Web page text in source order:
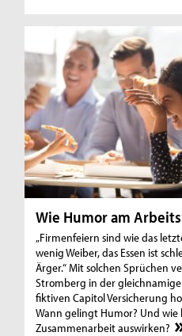
Wie Humor am
„Firmenfeiern sind wie das
wenig Weiber, das Essen ist
Ärger.“ Mit solchen Sprüchen
Stromberg in der
fiktiven Capitol Versicherung
Wann gelingt Humor? Und
Zusammenarbeit auswirken?